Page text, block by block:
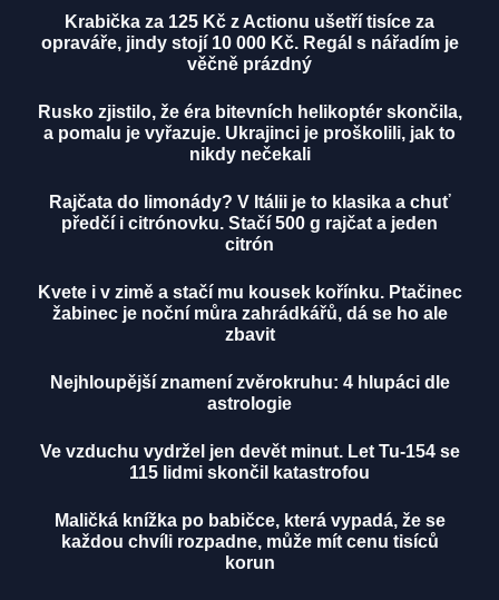
Krabička za 125 Kč z Actionu ušetří tisíce za
opraváře, jindy stojí 10 000 Kč. Regál s nářadím je
věčně prázdný
Rusko zjistilo, že éra bitevních helikoptér skončila,
a pomalu je vyřazuje. Ukrajinci je proškolili, jak to
nikdy nečekali
Rajčata do limonády? V Itálii je to klasika a chuť
předčí i citrónovku. Stačí 500 g rajčat a jeden
citrón
Kvete i v zimě a stačí mu kousek kořínku. Ptačinec
žabinec je noční můra zahrádkářů, dá se ho ale
zbavit
Nejhloupější znamení zvěrokruhu: 4 hlupáci dle
astrologie
Ve vzduchu vydržel jen devět minut. Let Tu-154 se
115 lidmi skončil katastrofou
Maličká knížka po babičce, která vypadá, že se
každou chvíli rozpadne, může mít cenu tisíců
korun